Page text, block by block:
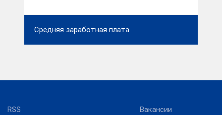
Средняя заработная плата
RSS
Вакансии